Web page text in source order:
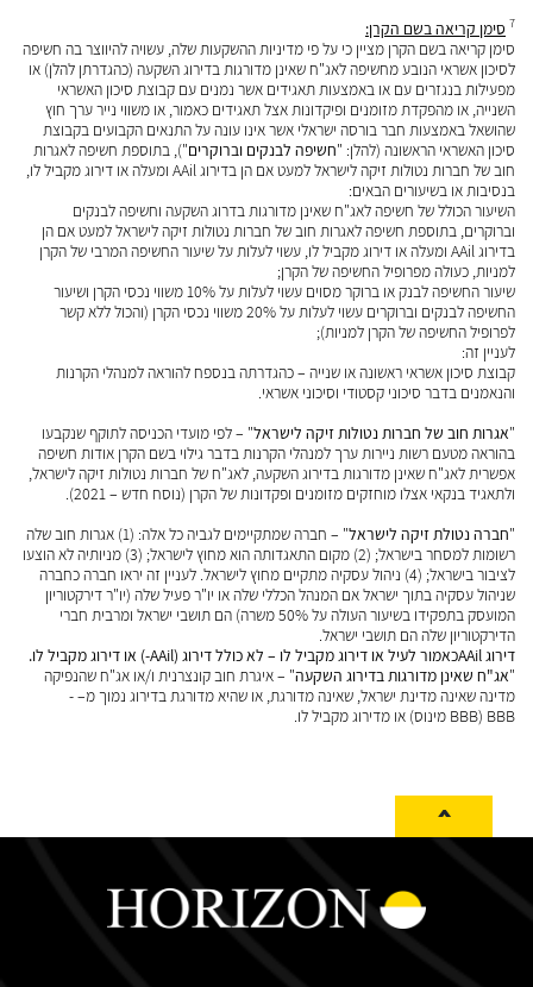
7 סימן קריאה בשם הקרן:
סימן קריאה בשם הקרן מציין כי על פי מדיניות ההשקעות שלה, עשויה להיווצר בה חשיפה
לסיכון אשראי הנובע מחשיפה לאג"ח שאינן מדורגות בדירוג השקעה (כהגדרתן להלן) או
מפעילות בנגזרים עם או באמצעות תאגידים אשר נמנים עם קבוצת סיכון האשראי
השנייה, או מהפקדת מזומנים ופיקדונות אצל תאגידים כאמור, או משווי נייר ערך חוץ
שהושאל באמצעות חבר בורסה ישראלי אשר אינו עונה על התנאים הקבועים בקבוצת
סיכון האשראי הראשונה (להלן: "חשיפה לבנקים וברוקרים"), בתוספת חשיפה לאגרות
חוב של חברות נטולות זיקה לישראל למעט אם הן בדירוג AAil ומעלה או דירוג מקביל לו,
בנסיבות או בשיעורים הבאים:
השיעור הכולל של חשיפה לאג"ח שאינן מדורגות בדרוג השקעה וחשיפה לבנקים
וברוקרים, בתוספת חשיפה לאגרות חוב של חברות נטולות זיקה לישראל למעט אם הן
בדירוג AAil ומעלה או דירוג מקביל לו, עשוי לעלות על שיעור החשיפה המרבי של הקרן
למניות, כעולה מפרופיל החשיפה של הקרן;
שיעור החשיפה לבנק או ברוקר מסוים עשוי לעלות על 10% משווי נכסי הקרן ושיעור
החשיפה לבנקים וברוקרים עשוי לעלות על 20% משווי נכסי הקרן (והכול ללא קשר
לפרופיל החשיפה של הקרן למניות);
לעניין זה:
קבוצת סיכון אשראי ראשונה או שנייה – כהגדרתה בנספח להוראה למנהלי הקרנות
והנאמנים בדבר סיכוני קסטודי וסיכוני אשראי.
"אגרות חוב של חברות נטולות זיקה לישראל" – לפי מועדי הכניסה לתוקף שנקבעו
בהוראה מטעם רשות ניירות ערך למנהלי הקרנות בדבר גילוי בשם הקרן אודות חשיפה
אפשרית לאג"ח שאינן מדורגות בדירוג השקעה, לאג"ח של חברות נטולות זיקה לישראל,
ולתאגיד בנקאי אצלו מוחזקים מזומנים ופקדונות של הקרן (נוסח חדש – 2021).
"חברה נטולת זיקה לישראל
" – חברה שמתקיימים לגביה כל אלה: (1) אגרות חוב שלה
רשומות למסחר בישראל; (2) מקום התאגדותה הוא מחוץ לישראל; (3) מניותיה לא הוצעו
לציבור בישראל; (4) ניהול עסקיה מתקיים מחוץ לישראל. לעניין זה יראו חברה כחברה
שניהול עסקיה בתוך ישראל אם המנהל הכללי שלה או יו"ר פעיל שלה (יו"ר דירקטוריון
המועסק בתפקידו בשיעור העולה על 50% משרה) הם תושבי ישראל ומרבית חברי
הדירקטוריון שלה הם תושבי ישראל.
דירוג
כאמור לעיל או דירוג מקביל לו – לא כולל דירוג (AAil-) או דירוג מקביל לו.
"אג"ח שאינן מדורגות בדירוג השקעה" – איגרת חוב קונצרנית ו/או אג"ח שהנפיקה
מדינה שאינה מדינת ישראל, שאינה מדורגת, או שהיא מדורגת בדירוג נמוך מ– -
BBB (BBB מינוס) או מדירוג מקביל לו.
^